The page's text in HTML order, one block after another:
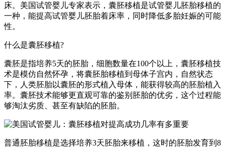
床。美国试管婴儿专家表示，囊胚移植是试管婴儿胚胎移植的
一种，能提高试管婴儿胚胎着床率，同时降低多胎妊娠的可能
性。
什么是囊胚移植?
囊胚是指培养5天的胚胎，细胞数量在100个以上，囊胚移植技
术是模仿自然怀孕，将囊胚胎移植到母体子宫内，自然状态
下，人类胚胎以囊胚的形式植入母体，能获得较高的胚胎植入
率。囊胚技术能够更直观可靠的鉴别胚胎的优劣，这个过程能
够淘汰劣质、甚至有缺陷的胚胎。
普通胚胎移植是选择培养3天胚胎来移植，这时的胚胎发育到8